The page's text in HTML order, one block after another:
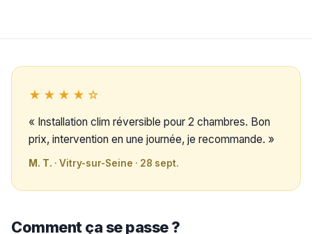
★★★★☆
« Installation clim réversible pour 2 chambres. Bon
prix, intervention en une journée, je recommande. »
M. T. · Vitry-sur-Seine · 28 sept.
Comment ça se passe ?